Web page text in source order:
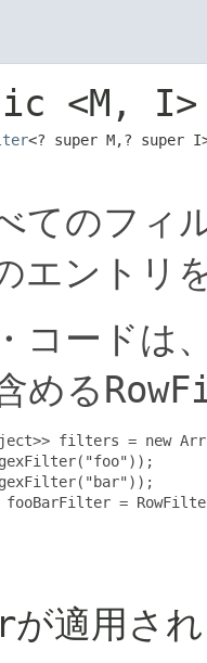
<M,​ I>
<? super M,​? super
てのフィ
エントリ
コードは
める
filters = new
=
が適用さ